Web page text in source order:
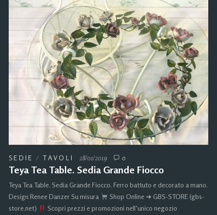
SEDIE /TAVOLI 28/01/2019 0
Teya Tea Table. Sedia Grande Fiocco
Teya Tea Table. Sedia Grande Fiocco. Ferro battuto e decorato a mano.
Design Renee Danzer Su misura
Shop Online ➜ GBS-STORE (gbs-
store.net)
Scopri prezzi e promozioni nell’unico negozio